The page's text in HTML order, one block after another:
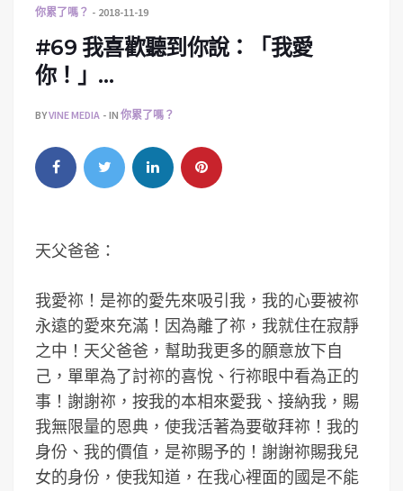
你累了嗎？ 2018-11-19
#69 我喜歡聽到你說：「我愛
你！」…
BYVINE MEDIA IN 你累了嗎？
天父爸爸：
我愛祢！是祢的愛先來吸引我，我的心要被祢
永遠的愛來充滿！因為離了祢，我就住在寂靜
之中！天父爸爸，幫助我更多的願意放下自
己，單單為了討祢的喜悅、行祢眼中看為正的
事！謝謝祢，按我的本相來愛我、接納我，賜
我無限量的恩典，使我活著為要敬拜祢！我的
身份、我的價值，是祢賜予的！謝謝祢賜我兒
女的身份，使我知道，在我心裡面的國是不能